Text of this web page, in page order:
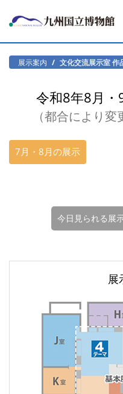
展示案内 文化交流展示室 作
令和8年8月
（都合により変
7月・8月の展示
今日見られる展
展